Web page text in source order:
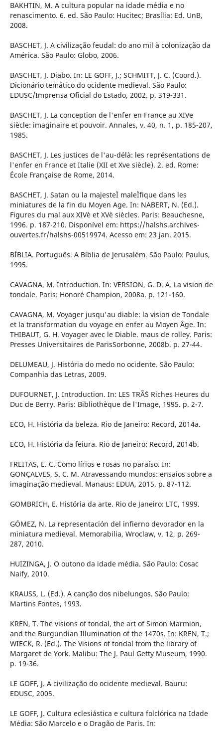
BAKHTIN, M. A cultura popular na idade média e no
renascimento. 6. ed. São Paulo: Hucitec; Brasília: Ed. UnB,
2008.
BASCHET, J. A civilização feudal: do ano mil à colonização da
América. São Paulo: Globo, 2006.
BASCHET, J. Diabo. In: LE GOFF, J.; SCHMITT, J. C. (Coord.).
Dicionário temático do ocidente medieval. São Paulo:
EDUSC/Imprensa Oficial do Estado, 2002. p. 319-331.
BASCHET, J. La conception de l'enfer en France au XIVe
siècle: imaginaire et pouvoir. Annales, v. 40, n. 1, p. 185-207,
1985.
BASCHET, J. Les justices de l'au-délà: les représentations de
l'enfer en France et Italie (XII et Xve siècle). 2. ed. Rome:
École Française de Rome, 2014.
BASCHET, J. Satan ou la majesteÌ maleÌfique dans les
miniatures de la fin du Moyen Age. In: NABERT, N. (Ed.).
Figures du mal aux XIVè et XVè siècles. Paris: Beauchesne,
1996. p. 187-210. Disponível em: https://halshs.archives-
ouvertes.fr/halshs-00519974. Acesso em: 23 jan. 2015.
BÍBLIA. Português. A Bíblia de Jerusalém. São Paulo: Paulus,
1995.
CAVAGNA, M. Introduction. In: VERSION, G. D. A. La vision de
tondale. Paris: Honoré Champion, 2008a. p. 121-160.
CAVAGNA, M. Voyager jusqu'au diable: la vision de Tondale
et la transformation du voyage en enfer au Moyen Âge. In:
THIBAUT, G. H. Voyager avec le Diable. maus de rolley. Paris:
Presses Universitaires de ParisSorbonne, 2008b. p. 27-44.
DELUMEAU, J. História do medo no ocidente. São Paulo:
Companhia das Letras, 2009.
DUFOURNET, J. Introduction. In: LES TRÃˆS Riches Heures du
Duc de Berry. Paris: Bibliothèque de l'Image, 1995. p. 2-7.
ECO, H. História da beleza. Rio de Janeiro: Record, 2014a.
ECO, H. História da feiura. Rio de Janeiro: Record, 2014b.
FREITAS, E. C. Como lírios e rosas no paraíso. In:
GONÇALVES, S. C. M. Atravessando mundos: ensaios sobre a
imaginação medieval. Manaus: EDUA, 2015. p. 87-112.
GOMBRICH, E. História da arte. Rio de Janeiro: LTC, 1999.
GÓMEZ, N. La representación del infierno devorador en la
miniatura medieval. Memorabilia, Wroclaw, v. 12, p. 269-
287, 2010.
HUIZINGA, J. O outono da idade média. São Paulo: Cosac
Naify, 2010.
KRAUSS, L. (Ed.). A canção dos nibelungos. São Paulo:
Martins Fontes, 1993.
KREN, T. The visions of tondal, the art of Simon Marmion,
and the Burgundian Illumination of the 1470s. In: KREN, T.;
WIECK, R. (Ed.). The Visions of tondal from the library of
Margaret de York. Malibu: The J. Paul Getty Museum, 1990.
p. 19-36.
LE GOFF, J. A civilização do ocidente medieval. Bauru:
EDUSC, 2005.
LE GOFF, J. Cultura eclesiástica e cultura folclórica na Idade
Média: São Marcelo e o Dragão de Paris. In: